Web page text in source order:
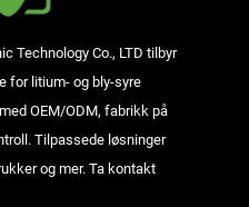
Technology Co., LTD tilbyr
for litium- og bly-syre
OEM/ODM, fabrikk på
Tilpassede løsninger
og mer. Ta kontakt